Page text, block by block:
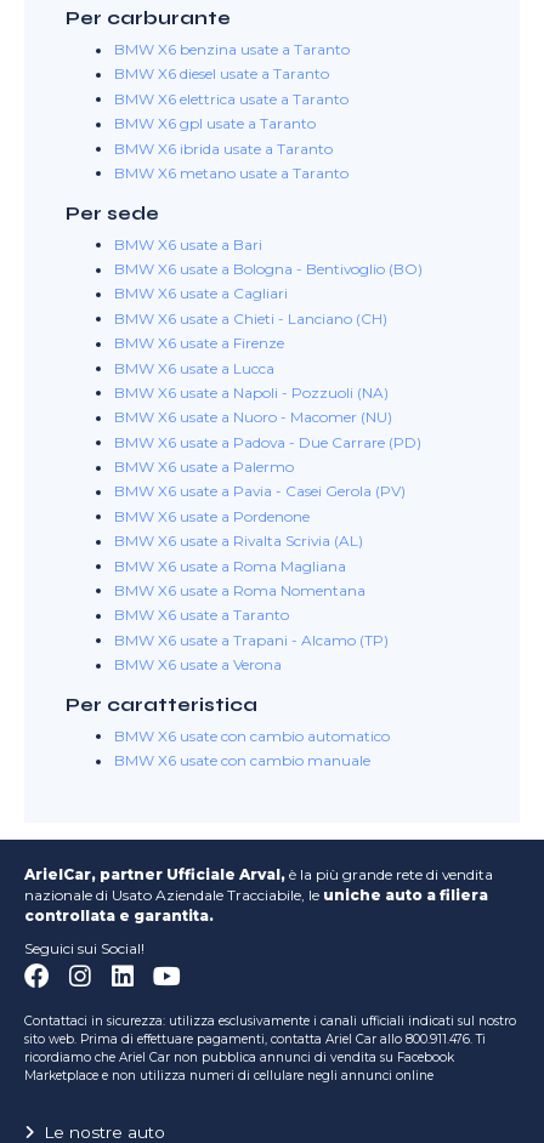
Per carburante
BMW X6 benzina usate a Taranto
BMW X6 diesel usate a Taranto
BMW X6 elettrica usate a Taranto
BMW X6 gpl usate a Taranto
BMW X6 ibrida usate a Taranto
BMW X6 metano usate a Taranto
Per sede
BMW X6 usate a Bari
BMW X6 usate a Bologna - Bentivoglio (BO)
BMW X6 usate a Cagliari
BMW X6 usate a Chieti - Lanciano (CH)
BMW X6 usate a Firenze
BMW X6 usate a Lucca
BMW X6 usate a Napoli - Pozzuoli (NA)
BMW X6 usate a Nuoro - Macomer (NU)
BMW X6 usate a Padova - Due Carrare (PD)
BMW X6 usate a Palermo
BMW X6 usate a Pavia - Casei Gerola (PV)
BMW X6 usate a Pordenone
BMW X6 usate a Rivalta Scrivia (AL)
BMW X6 usate a Roma Magliana
BMW X6 usate a Roma Nomentana
BMW X6 usate a Taranto
BMW X6 usate a Trapani - Alcamo (TP)
BMW X6 usate a Verona
Per caratteristica
BMW X6 usate con cambio automatico
BMW X6 usate con cambio manuale
ArielCar, partner Ufficiale Arval, è la più grande rete di vendita
nazionale di Usato Aziendale Tracciabile, le uniche auto a filiera
controllata e garantita.
Seguici sui Social!
Contattaci in sicurezza: utilizza esclusivamente i canali ufficiali indicati sul nostro
sito web. Prima di effettuare pagamenti, contatta Ariel Car allo 800.911.476. Ti
ricordiamo che Ariel Car non pubblica annunci di vendita su Facebook
Marketplace e non utilizza numeri di cellulare negli annunci online
Le nostre auto